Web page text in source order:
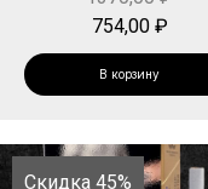
754,00 ₽
В корзину
Скидка 45%